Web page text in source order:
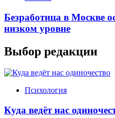
Безработица в Москве
низком уровне
Выбор редакции
Психология
Куда ведёт нас